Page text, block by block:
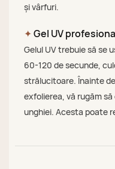
și vârfuri.
✦Gel UV
Gelul UV trebuie să se
60-120 de secunde,
strălucitoare. Înainte
exfolierea, vă rugăm
unghiei. Acesta poate